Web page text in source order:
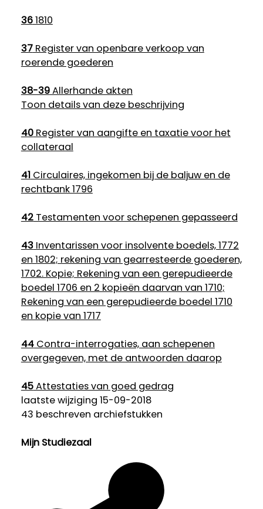
361810
37Register van openbare verkoop van
roerende goederen
38-39Allerhande akten
Toon details van deze beschrijving
40Register van aangifte en taxatie voor het
collateraal
41Circulaires, ingekomen bij de baljuw en de
rechtbank 1796
42Testamenten voor schepenen gepasseerd
43Inventarissen voor insolvente boedels, 1772
en 1802; rekening van gearresteerde goederen,
1702. Kopie; Rekening van een gerepudieerde
boedel 1706 en 2 kopieën daarvan van 1710;
Rekening van een gerepudieerde boedel 1710
en kopie van 1717
44Contra-interrogaties, aan schepenen
overgegeven, met de antwoorden daarop
45Attestaties van goed gedrag
laatste wijziging 15-09-2018
43 beschreven archiefstukken
Mijn Studiezaal